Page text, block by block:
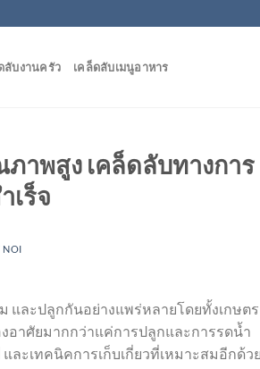
ลับงานครัว เคล็ดลับเมนูอาหาร
าพสูง เคล็ดลับทางการ
เร็จ
NOI
และปลูกกันอย่างแพร่หลายโดยทั้งเกษต
าศัยมากกว่าแค่การปลูกและการรดน้ำ
ละเทคนิคการเก็บเกี่ยวที่เหมาะสมอีกด้ว